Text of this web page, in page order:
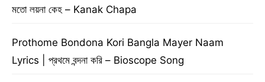
মতো লয়না কেহ – Kanak Chapa
Prothome Bondona Kori Bangla Mayer Naam
Lyrics | প্রথমে বন্দনা করি – Bioscope Song